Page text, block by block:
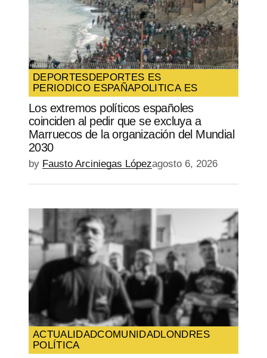
DEPORTESDEPORTES ES
PERIODICO ESPAÑAPOLITICA ES
Los extremos políticos españoles
coinciden al pedir que se excluya a
Marruecos de la organización del Mundial
2030
by Fausto Arciniegas Lópezagosto 6, 2026
ACTUALIDADCOMUNIDADLONDRES
POLÍTICA